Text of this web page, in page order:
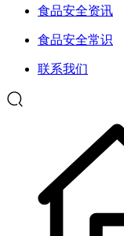
食品安全资讯
食品安全常识
联系我们